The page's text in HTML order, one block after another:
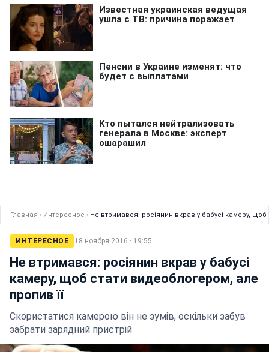
Главная › Интересное › Не втримався: росіянин вкрав у бабусі камеру,
ИНТЕРЕСНОЕ 18 ноября 2016 · 19:55
Не втримався: росіянин вкрав у бабусі
камеру, щоб стати видеоблогером, але
пропив її
Скористатися камерою він не зумів, оскільки забув
забрати зарядний пристрій